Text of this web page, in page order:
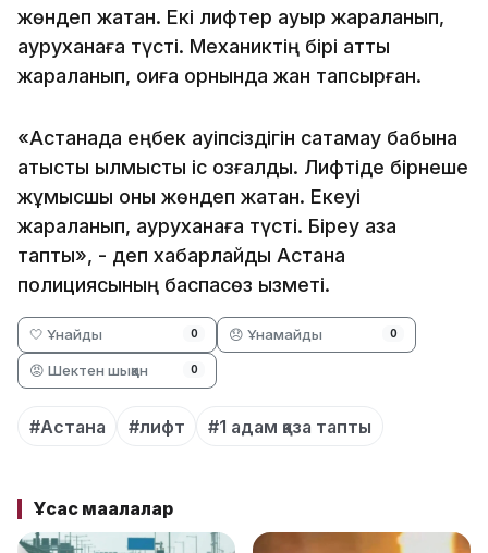
жөндеп жатқан. Екі лифтер ауыр жараланып,
ауруханаға түсті. Механиктің бірі қатты
жараланып, оқиға орнында жан тапсырған.
«Астанада еңбек қауіпсіздігін сақтамау бабына
қатысты қылмыстық іс қозғалды. Лифтіде бірнеше
жұмысшы оны жөндеп жатқан. Екеуі
жараланып, ауруханаға түсті. Біреу қаза
тапты», - деп хабарлайды Астана
полициясының баспасөз қызметі.
🤍 Ұнайды 0 😞 Ұнамайды 0
😡 Шектен шыққан 0
#Астана #лифт #1 адам қаза тапты
Ұқсас мақалалар